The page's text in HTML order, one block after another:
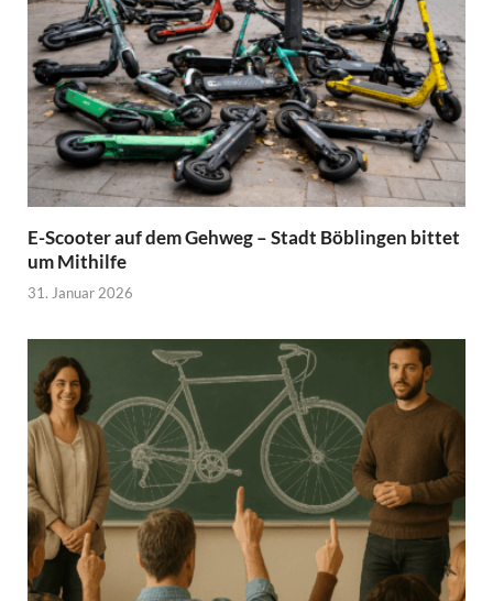
E-Scooter auf dem Gehweg – Stadt Böblingen bittet
um Mithilfe
31. Januar 2026